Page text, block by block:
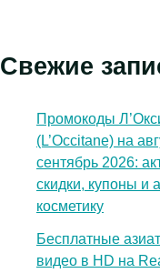
Свежие
Промокоды
(L’Occitane) на
сентябрь 2026:
скидки, купоны и
косметику
Бесплатные
видео в HD на